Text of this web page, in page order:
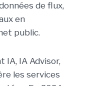
de flux,
en
public.
IA, IA Advisor,
les services